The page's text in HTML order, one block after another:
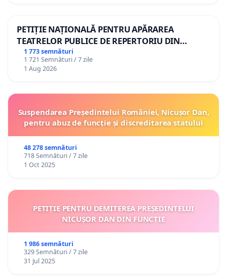
PETIȚIE NAȚIONALĂ PENTRU APĂRAREA
TEATRELOR PUBLICE DE REPERTORIU DIN
ROMÂNIA
1 773 semnături
1 721 Semnături / 7 zile
1 Aug 2026
Suspendarea Președintelui României, Nicușor Dan,
pentru abuz de funcție și discreditarea statului
48 278 semnături
718 Semnături / 7 zile
1 Oct 2025
PETIȚIE PENTRU DEMITEREA PREȘEDINTELUI
NICUȘOR DAN DIN FUNCȚIE
1 986 semnături
329 Semnături / 7 zile
31 Jul 2025